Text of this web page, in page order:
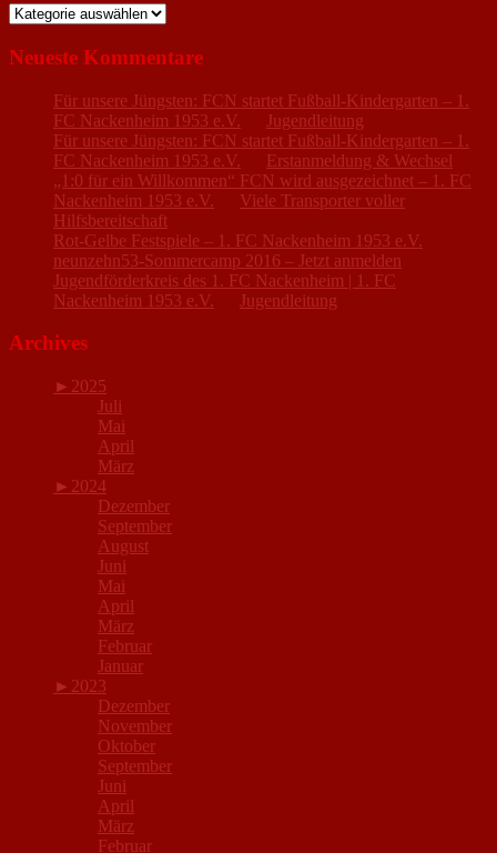
Kategorien
Neueste Kommentare
Für unsere Jüngsten: FCN startet Fußball-Kindergarten – 1.
FC Nackenheim 1953 e.V.
Jugendleitung
Für unsere Jüngsten: FCN startet Fußball-Kindergarten – 1.
FC Nackenheim 1953 e.V.
Erstanmeldung & Wechsel
„1:0 für ein Willkommen“ FCN wird ausgezeichnet – 1. FC
Nackenheim 1953 e.V.
Viele Transporter voller
Hilfsbereitschaft
Rot-Gelbe Festspiele – 1. FC Nackenheim 1953 e.V.
neunzehn53-Sommercamp 2016 – Jetzt anmelden
Jugendförderkreis des 1. FC Nackenheim | 1. FC
Nackenheim 1953 e.V.
Jugendleitung
Archives
► 2025
Juli
Mai
April
März
► 2024
Dezember
September
August
Juni
Mai
April
März
Februar
Januar
► 2023
Dezember
November
Oktober
September
Juni
April
März
Februar